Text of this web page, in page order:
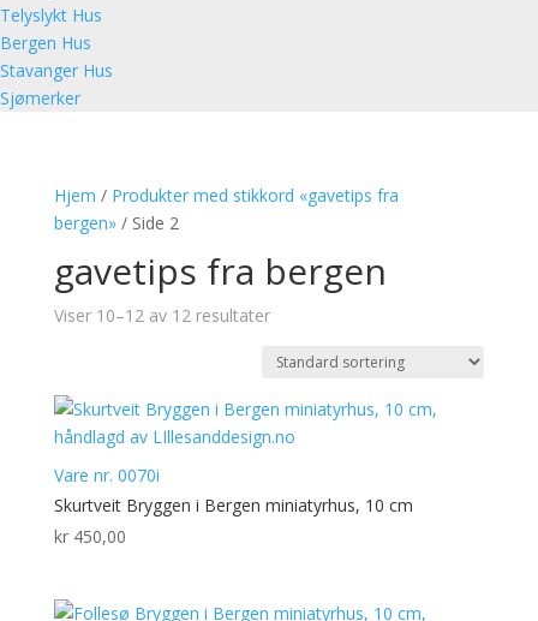
Telyslykt Hus
Bergen Hus
Stavanger Hus
Sjømerker
Hjem / Produkter med stikkord «gavetips fra
bergen»/ Side 2
gavetips fra bergen
Viser 10–12 av 12 resultater
Vare nr. 0070i
Skurtveit Bryggen i Bergen miniatyrhus, 10 cm
kr450,00